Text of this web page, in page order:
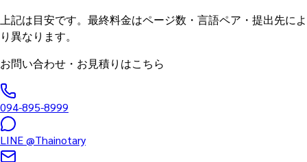
上記は目安です。最終料金はページ数・言語ペア・提出先によ
り異なります。
お問い合わせ・お見積りはこちら
094-895-8999
LINE@Thainotary